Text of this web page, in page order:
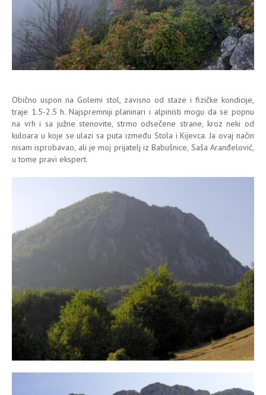
Obično uspon na Golemi stol, zavisno od staze i fizičke kondicije,
traje 1.5-2.5 h. Najspremniji planinari i alpinisti mogu da se popnu
na vrh i sa južne stenovite, strmo odsečene strane, kroz neki od
kuloara u koje se ulazi sa puta između Stola i Kijevca. Ja ovaj način
nisam isprobavao, ali je moj prijatelj iz Babušnice, Saša Aranđelović,
u tome pravi ekspert.